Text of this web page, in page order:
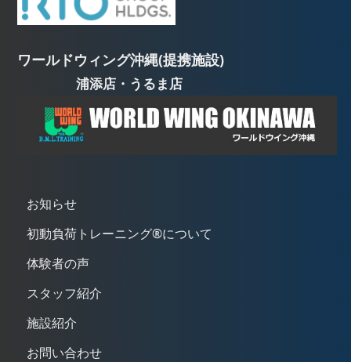
ワールドウィング沖縄(提携施設)
浦添店・うるま店
お知らせ
初動負荷トレーニング®について
体験者の声
スタッフ紹介
施設紹介
お問い合わせ